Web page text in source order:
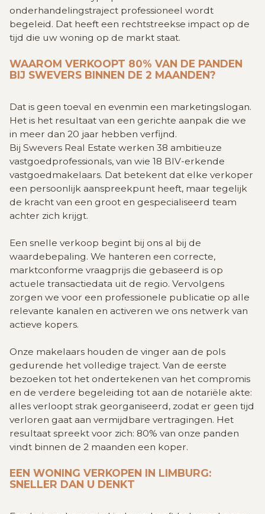
onderhandelingstraject professioneel wordt
begeleid. Dat heeft een rechtstreekse impact op de
tijd die uw woning op de markt staat.
WAAROM VERKOOPT 80% VAN DE PANDEN
BIJ SWEVERS BINNEN DE 2 MAANDEN?
Dat is geen toeval en evenmin een marketingslogan.
Het is het resultaat van een gerichte aanpak die we
in meer dan 20 jaar hebben verfijnd.
Bij Swevers Real Estate werken 38 ambitieuze
vastgoedprofessionals, van wie 18 BIV-erkende
vastgoedmakelaars. Dat betekent dat elke verkoper
een persoonlijk aanspreekpunt heeft, maar tegelijk
de kracht van een groot en gespecialiseerd team
achter zich krijgt.
Een snelle verkoop begint bij ons al bij de
waardebepaling. We hanteren een correcte,
marktconforme vraagprijs die gebaseerd is op
actuele transactiedata uit de regio. Vervolgens
zorgen we voor een professionele publicatie op alle
relevante kanalen en activeren we ons netwerk van
actieve kopers.
Onze makelaars houden de vinger aan de pols
gedurende het volledige traject. Van de eerste
bezoeken tot het ondertekenen van het compromis
en de verdere begeleiding tot aan de notariële akte:
alles verloopt strak georganiseerd, zodat er geen tijd
verloren gaat aan vermijdbare vertragingen. Het
resultaat spreekt voor zich: 80% van onze panden
vindt binnen de 2 maanden een koper.
EEN WONING VERKOPEN IN LIMBURG:
SNELLER DAN U DENKT